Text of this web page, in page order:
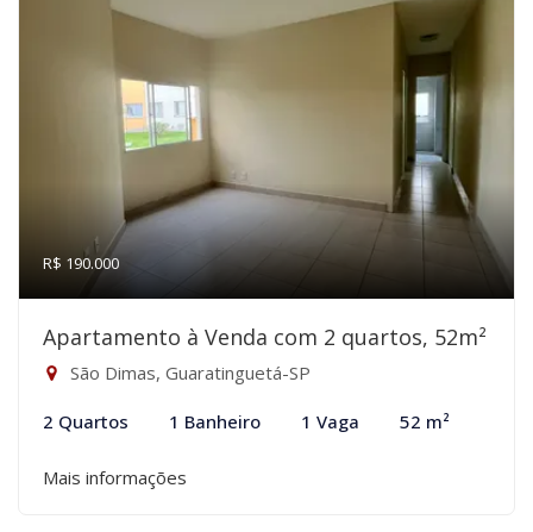
R$ 190.000
Apartamento à Venda com 2 quartos, 52m²
São Dimas, Guaratinguetá-SP
2 Quartos 1 Banheiro 1 Vaga 52 m²
Mais informações